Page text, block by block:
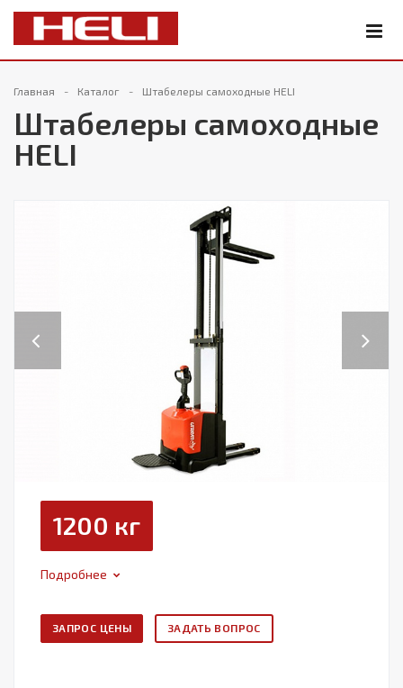
Главная Каталог Штабелеры самоходные HELI
Штабелеры самоходные
HELI
1200 кг
Подробнее
ЗАПРОС ЦЕНЫ ЗАДАТЬ ВОПРОС